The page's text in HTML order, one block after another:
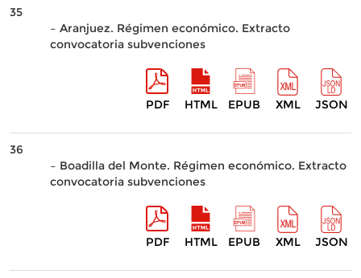
35
– Aranjuez. Régimen económico. Extracto
convocatoria subvenciones
PDF HTML EPUB XML JSON
36
– Boadilla del Monte. Régimen económico. Extracto
convocatoria subvenciones
PDF HTML EPUB XML JSON